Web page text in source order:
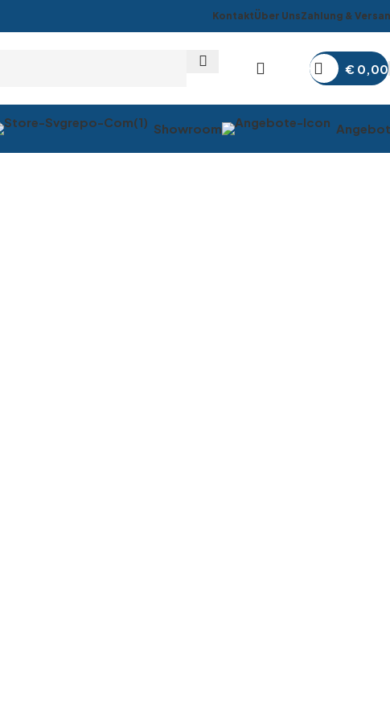
KontaktÜber UnsZahlung &
€ 0,00
Showroom